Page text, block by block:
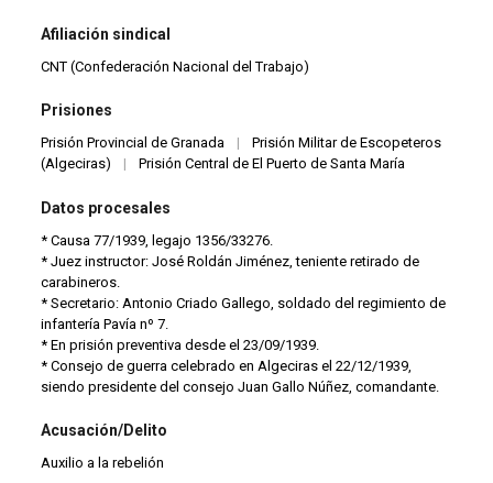
Afiliación sindical
CNT (Confederación Nacional del Trabajo)
Prisiones
Prisión Provincial de Granada |
Prisión Militar de Escopeteros
(Algeciras)
| Prisión Central de El Puerto de Santa María
Datos procesales
* Causa 77/1939, legajo 1356/33276.
* Juez instructor: José Roldán Jiménez, teniente retirado de
carabineros.
* Secretario: Antonio Criado Gallego, soldado del regimiento de
infantería Pavía nº 7.
* En prisión preventiva desde el 23/09/1939.
* Consejo de guerra celebrado en Algeciras el 22/12/1939,
siendo presidente del consejo Juan Gallo Núñez, comandante.
Acusación/Delito
Auxilio a la rebelión